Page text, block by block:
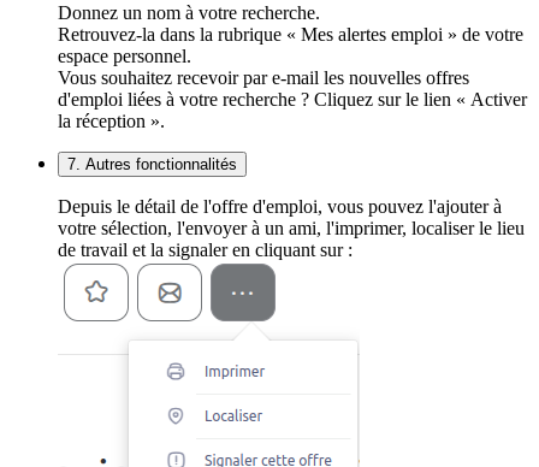
Donnez un nom à votre recherche.
Retrouvez-la dans la rubrique « Mes alertes emploi » de votre
espace personnel.
Vous souhaitez recevoir par e-mail les nouvelles offres
d'emploi liées à votre recherche ? Cliquez sur le lien « Activer
la réception ».
7. Autres fonctionnalités
Depuis le détail de l'offre d'emploi, vous pouvez l'ajouter à
votre sélection, l'envoyer à un ami, l'imprimer, localiser le lieu
de travail et la signaler en cliquant sur :